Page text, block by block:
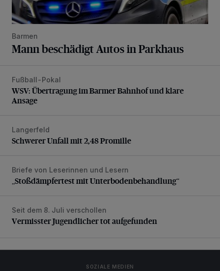
Barmen
Mann beschädigt Autos in Parkhaus
WSV: Übertragung im Barmer Bahnhof und klare Ansage
Fußball-Pokal
WSV: Übertragung im Barmer Bahnhof und klare
Ansage
Schwerer Unfall mit 2,48 Promille
Langerfeld
Schwerer Unfall mit 2,48 Promille
„Stoßdämpfertest mit Unterbodenbehandlung“
Briefe von Leserinnen und Lesern
„Stoßdämpfertest mit Unterbodenbehandlung“
Vermisster Jugendlicher tot aufgefunden
Seit dem 8. Juli verschollen
Vermisster Jugendlicher tot aufgefunden
SOZIALE MEDIEN